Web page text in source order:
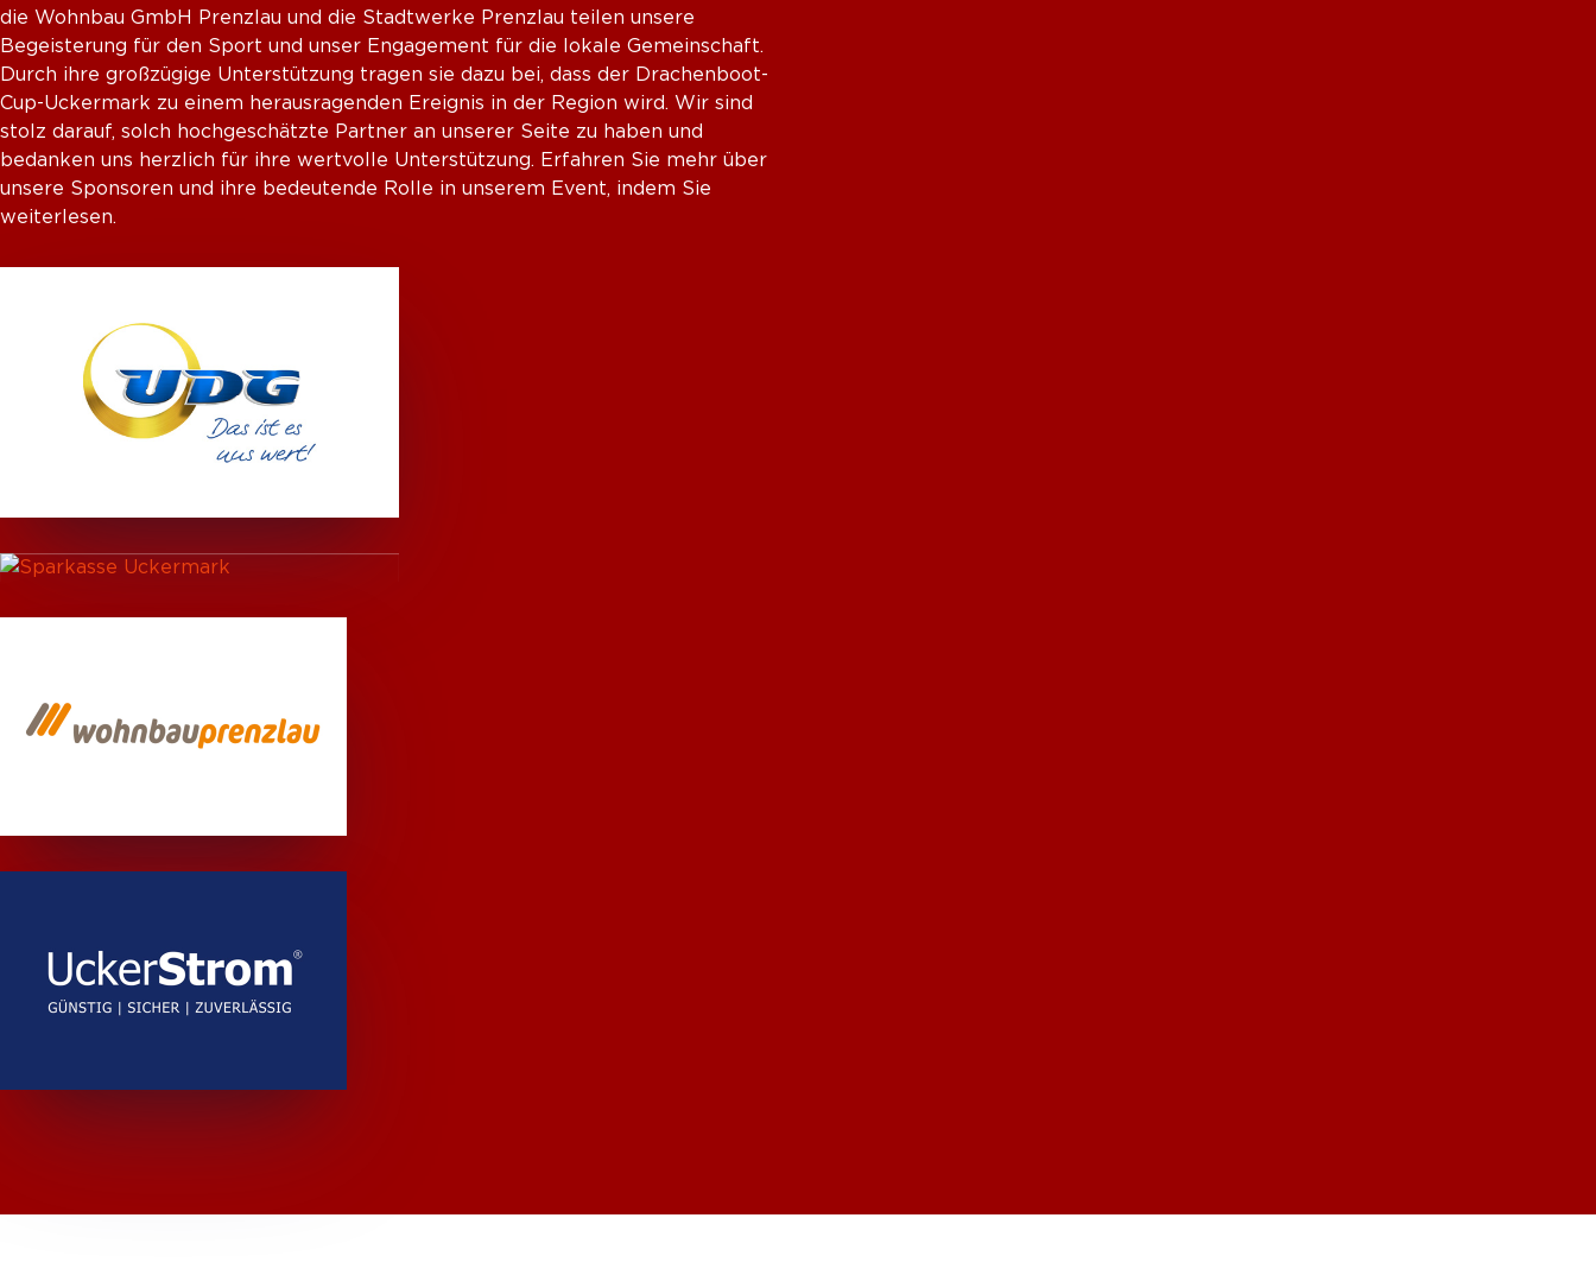
die Wohnbau GmbH Prenzlau und die Stadtwerke Prenzlau teilen unsere
Begeisterung für den Sport und unser Engagement für die lokale Gemeinschaft.
Durch ihre großzügige Unterstützung tragen sie dazu bei, dass der Drachenboot-
Cup-Uckermark zu einem herausragenden Ereignis in der Region wird. Wir sind
stolz darauf, solch hochgeschätzte Partner an unserer Seite zu haben und
bedanken uns herzlich für ihre wertvolle Unterstützung. Erfahren Sie mehr über
unsere Sponsoren und ihre bedeutende Rolle in unserem Event, indem Sie
weiterlesen.